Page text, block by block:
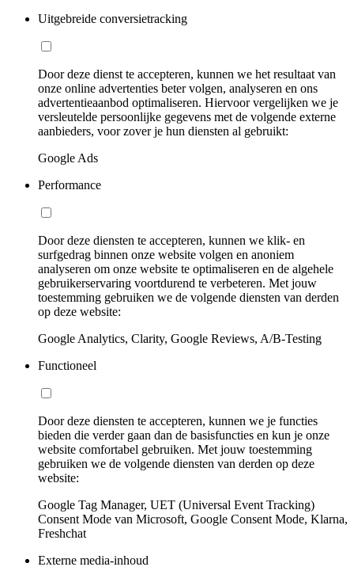
Uitgebreide conversietracking
Door deze dienst te accepteren, kunnen we het resultaat van
onze online advertenties beter volgen, analyseren en ons
advertentieaanbod optimaliseren. Hiervoor vergelijken we je
versleutelde persoonlijke gegevens met de volgende externe
aanbieders, voor zover je hun diensten al gebruikt:
Google Ads
Performance
Door deze diensten te accepteren, kunnen we klik- en
surfgedrag binnen onze website volgen en anoniem
analyseren om onze website te optimaliseren en de algehele
gebruikerservaring voortdurend te verbeteren. Met jouw
toestemming gebruiken we de volgende diensten van derden
op deze website:
Google Analytics, Clarity, Google Reviews, A/B-Testing
Functioneel
Door deze diensten te accepteren, kunnen we je functies
bieden die verder gaan dan de basisfuncties en kun je onze
website comfortabel gebruiken. Met jouw toestemming
gebruiken we de volgende diensten van derden op deze
website:
Google Tag Manager, UET (Universal Event Tracking)
Consent Mode van Microsoft, Google Consent Mode, Klarna,
Freshchat
Externe media-inhoud